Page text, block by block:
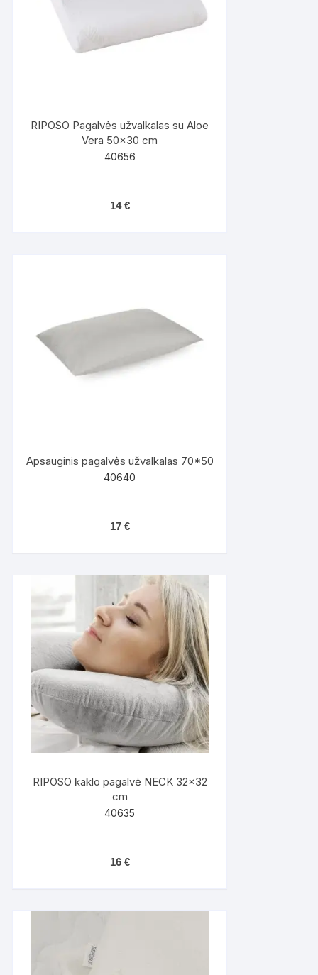
RIPOSO Pagalvės užvalkalas su Aloe
Vera 50×30 cm
40656
14€
Apsauginis pagalvės užvalkalas 70*50
40640
17 €
RIPOSO kaklo pagalvė NECK 32×32
cm
40635
16 €